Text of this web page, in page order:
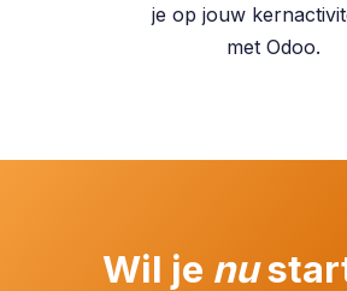
je op jouw
met Odoo.
Wil je nu